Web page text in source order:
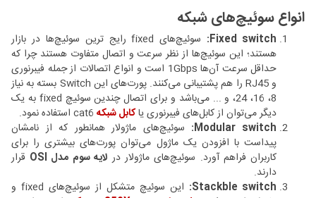
انواع سوئیچ‌های شبکه
Fixed switch:
سوئیچ‌های fixed رایج ترین سوئیچ‌ها در بازار
هستند؛ این سوئیچ‌‌ها از نظر سرعت و اتصال متفاوت هستند چرا که
حداقل سرعت آن‌ها 1Gbps است و انواع اتصالات از جمله فیبرنوری
و RJ45 را هم پشتیبانی می‌کنند. پورت‌های این Switch بسته به نیاز
8، 16، 24، و ... می‌باشد و برای اتصال چندین سوئیچ‌ fixed به یک
دیگر می‌توان از کابل‌های فیبرنوری یاکابل شبکه
Modular switch:
سوئیچ‌های ماژولار همانطور که از نامشان
پیداست با افزودن یک ماژول می‌توان پورت‌های بیشتری را برای
کاربران فراهم آورد. سوئیچ‌‌های ماژولار در لایه سوم مدل OSI
قرار
دارند.
Stackble switch:
این سوئیچ متشکل از سوئیچ‌های fixed و